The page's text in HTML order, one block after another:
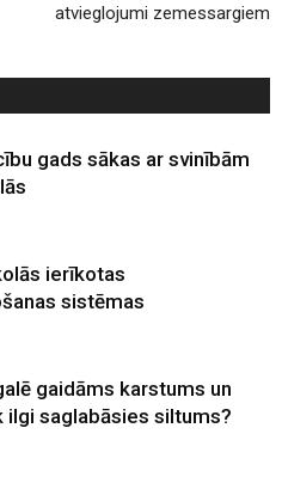
atvieglojumi zemessargiem
gads sākas ar svinībām
ierīkotas
sistēmas
gaidāms karstums un
ilgi saglabāsies siltums?